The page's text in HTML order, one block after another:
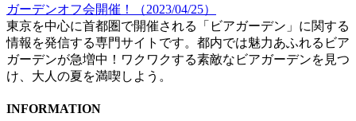
ガーデンオフ会開催！（2023/04/25）
東京を中心に首都圏で開催される「ビアガーデン」に関する
情報を発信する専門サイトです。都内では魅力あふれるビア
ガーデンが急増中！ワクワクする素敵なビアガーデンを見つ
け、大人の夏を満喫しよう。
INFORMATION